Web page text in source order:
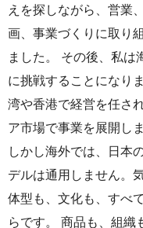
えを探しながら、営業
画、事業づくりに取り
ました。 その後、私は
に挑戦することになり
湾や香港で経営を任さ
ア市場で事業を展開し
しかし海外では、日本
デルは通用しません。
体型も、文化も、すべ
らです。 商品も、組織